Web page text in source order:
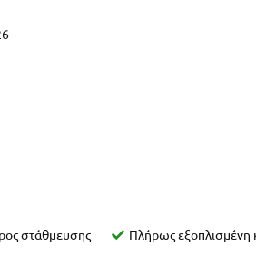
στάθμευσης
Πλήρως εξοπλισμένη